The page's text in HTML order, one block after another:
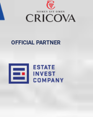
OFFICIAL PARTNER